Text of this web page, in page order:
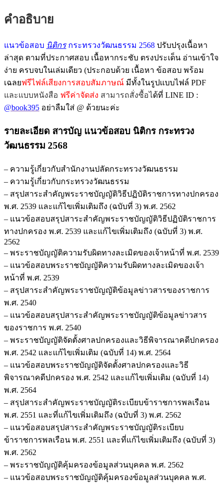
ปรับปรุง
พร้อม
เฉลย
ชิ้น
คำอธิบาย
แนวข้อสอบ นิติกรกระทรวงวัฒนธรรม 2568 ปรับปรุงเนื้อหา
ล่าสุด ตามที่ประกาศสอบ เนื้อหากระชับ ตรงประเด็น อ่านเข้าใจ
ง่าย ครบจบในเล่มเดียว (ประกอบด้วย เนื้อหา ข้อสอบ พร้อม
เฉลยฟรีไฟล์เสียงการสอบสัมภาษณ์ มีทั้งในรูปแบบไฟล์ PDF
และแบบหนังสือ ฟรีค่าจัดส่ง สามารถสั่งซื้อได้ที่ LINE ID :
@book395 อย่าลืมใส่ @ ด้วยนะค่ะ
รายละเอียด สารบัญ แนวข้อสอบ นิติกร กระทรวง
วัฒนธรรม 2568
– ความรู้เกี่ยวกับสำนักงานปลัดกระทรวงวัฒนธรรม
– ความรู้เกี่ยวกับกระทรวงวัฒนธรรม
– สรุปสาระสำคัญพระราชบัญญัติวิธีปฏิบัติราชการทางปกครอง
พ.ศ. 2539 และแก้ไขเพิ่มเติมถึง (ฉบับที่ 3) พ.ศ. 2562
– แนวข้อสอบสรุปสาระสำคัญพระราชบัญญัติวิธีปฏิบัติราชการ
ทางปกครอง พ.ศ. 2539 และแก้ไขเพิ่มเติมถึง (ฉบับที่ 3) พ.ศ.
2562
– พระราชบัญญัติความรับผิดทางละเมิดของเจ้าหน้าที่ พ.ศ. 2539
– แนวข้อสอบพระราชบัญญัติความรับผิดทางละเมิดของเจ้า
หน้าที่ พ.ศ. 2539
– สรุปสาระสำคัญพระราชบัญญัติข้อมูลข่าวสารของราชการ
พ.ศ. 2540
– แนวข้อสอบสรุปสาระสำคัญพระราชบัญญัติข้อมูลข่าวสาร
ของราชการ พ.ศ. 2540
– พระราชบัญญัติจัดตั้งศาลปกครองและวิธีพิจารณาคดีปกครอง
พ.ศ. 2542 และแก้ไขเพิ่มเติม (ฉบับที่ 14) พ.ศ. 2564
– แนวข้อสอบพระราชบัญญัติจัดตั้งศาลปกครองและวิธี
พิจารณาคดีปกครอง พ.ศ. 2542 และแก้ไขเพิ่มเติม (ฉบับที่ 14)
พ.ศ. 2564
– สรุปสาระสำคัญพระราชบัญญัติระเบียบข้าราชการพลเรือน
พ.ศ. 2551 และที่แก้ไขเพิ่มเติมถึง (ฉบับที่ 3) พ.ศ. 2562
– แนวข้อสอบสรุปสาระสำคัญพระราชบัญญัติระเบียบ
ข้าราชการพลเรือน พ.ศ. 2551 และที่แก้ไขเพิ่มเติมถึง (ฉบับที่ 3)
พ.ศ. 2562
– พระราชบัญญัติคุ้มครองข้อมูลส่วนบุคคล พ.ศ. 2562
– แนวข้อสอบพระราชบัญญัติคุ้มครองข้อมูลส่วนบุคคล พ.ศ.